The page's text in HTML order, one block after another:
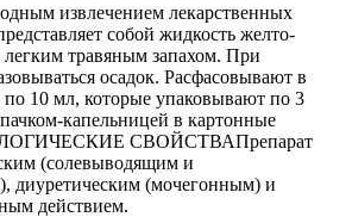
извлечением лекарственных
собой жидкость желто-
легким травяным запахом. При
осадок. Расфасовывают в
10 мл, которые упаковывают по 3
капельницей в картонные
СВОЙСТВАПрепарат
(солевыводящим и
диуретическим (мочегонным) и
действием.